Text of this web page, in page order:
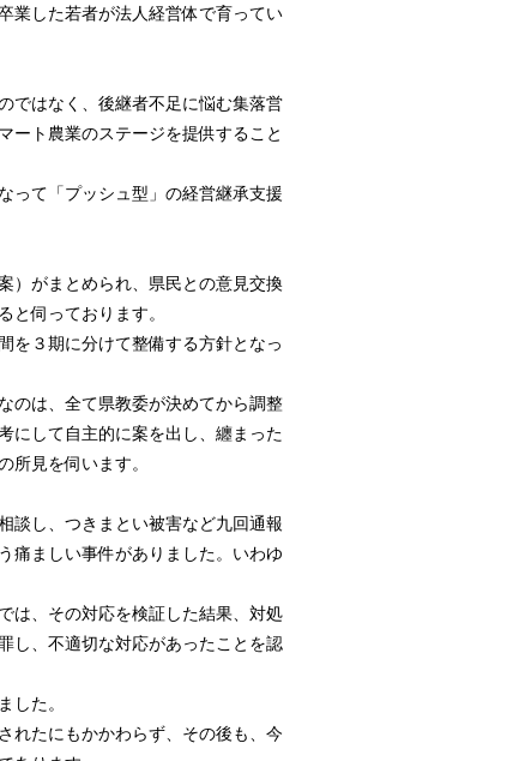
業した若者が法人経営体で育ってい
ではなく、後継者不足に悩む集落営
ート農業のステージを提供すること
って「プッシュ型」の経営継承支援
）がまとめられ、県民との意見交換
と伺っております。
を３期に分けて整備する方針となっ
のは、全て県教委が決めてから調整
にして自主的に案を出し、纏まった
所見を伺います。
談し、つきまとい被害など九回通報
痛ましい事件がありました。いわゆ
は、その対応を検証した結果、対処
し、不適切な対応があったことを認
した。
れたにもかかわらず、その後も、今